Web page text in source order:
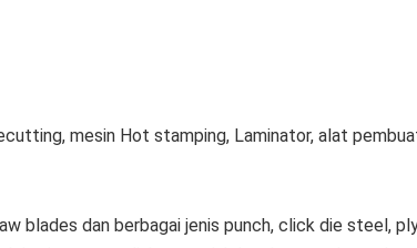
mesin Hot stamping, Laminator, alat
blades dan berbagai jenis punch, click die steel,